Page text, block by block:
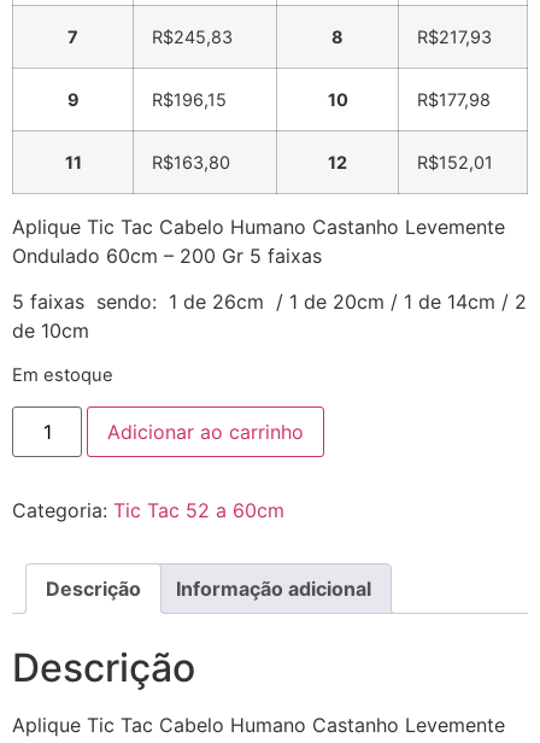
7 R$245,83 8 R$217,93
9 R$196,15 10 R$177,98
11 R$163,80 12 R$152,01
Aplique Tic Tac Cabelo Humano Castanho Levemente
Ondulado 60cm – 200 Gr 5 faixas
5 faixas sendo: 1 de 26cm / 1 de 20cm / 1 de 14cm / 2
de 10cm
Em estoque
Adicionar ao carrinho
Categoria: Tic Tac 52 a 60cm
Descrição Informação adicional
Descrição
Aplique Tic Tac Cabelo Humano Castanho Levemente